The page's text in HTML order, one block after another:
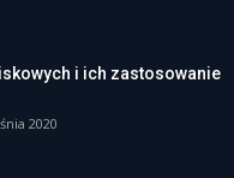
i ich zastosowanie
2020